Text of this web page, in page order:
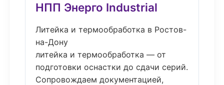
НПП Энерго Industrial
Литейка и термообработка в Ростов-
на-Дону
литейка и термообработка — от
подготовки оснастки до сдачи серий.
Сопровождаем документацией,